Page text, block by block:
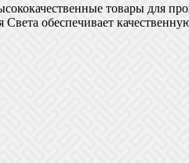
товары для
обеспечивает